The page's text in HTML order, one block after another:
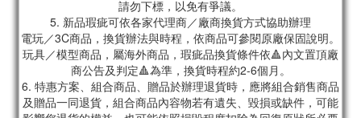
請勿下標，以免有爭議。
5. 新品瑕疵可依各家代理商／廠商換貨方式協助辦理
電玩／3C商品，換貨辦法與時程，依商品可參閱原廠保固說明。
玩具／模型商品，屬海外商品，瑕疵品換貨條件依🔺內文置頂廠
商公告及判定🔺為準，換貨時程約2-6個月。
6. 特惠方案、組合商品、贈品於辦理退貨時，應將組合銷售商品
及贈品一同退貨，組合商品內容物若有遺失、毀損或缺件，可能